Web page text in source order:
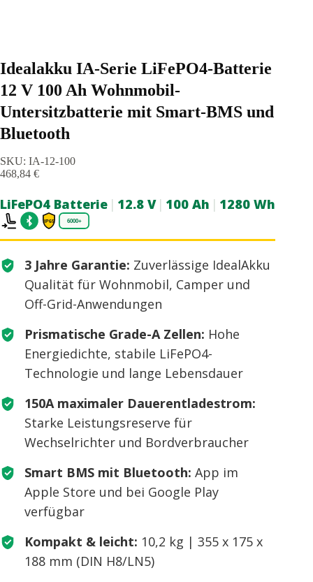
Idealakku IA-Serie LiFePO4-Batterie
12 V 100 Ah Wohnmobil-
Untersitzbatterie mit Smart-BMS und
Bluetooth
SKU: IA-12-100
468,84 €
LiFePO4 Batterie | 12.8 V | 100 Ah | 1280 Wh
3 Jahre Garantie: Zuverlässige IdealAkku
Qualität für Wohnmobil, Camper und
Off-Grid-Anwendungen
Prismatische Grade-A Zellen: Hohe
Energiedichte, stabile LiFePO4-
Technologie und lange Lebensdauer
150A maximaler Dauerentladestrom:
Starke Leistungsreserve für
Wechselrichter und Bordverbraucher
Smart BMS mit Bluetooth: App im
Apple Store und bei Google Play
verfügbar
Kompakt & leicht: 10,2 kg | 355 x 175 x
188 mm (DIN H8/LN5)